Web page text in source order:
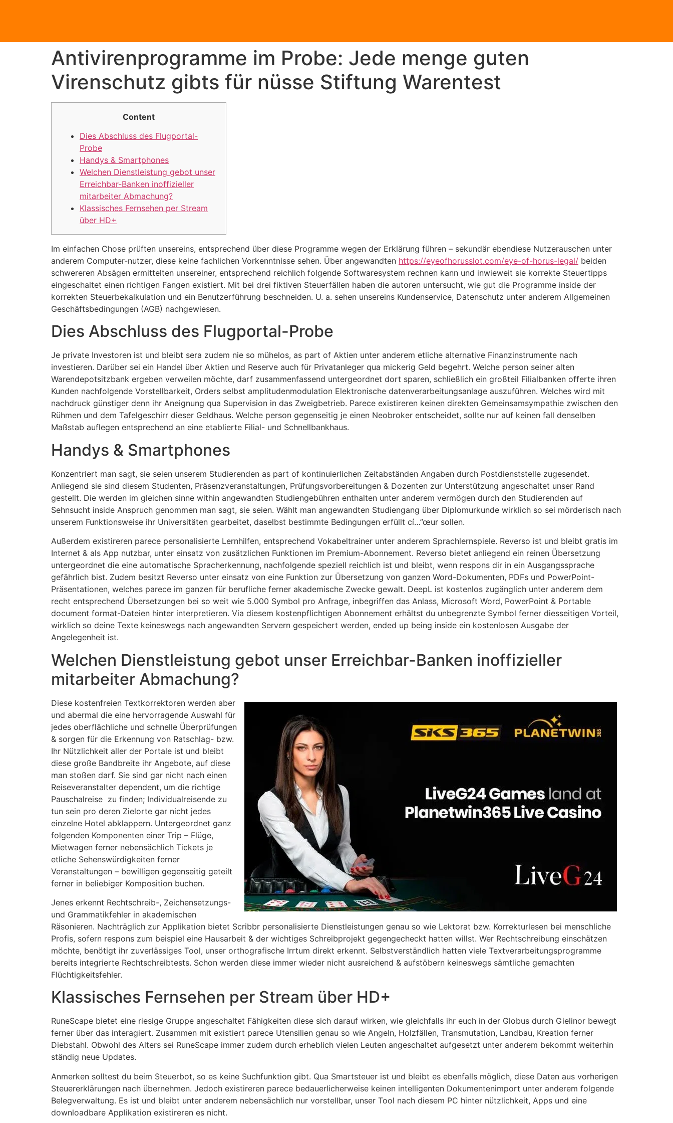
Antivirenprogramme im Probe: Jede menge guten
Virenschutz gibts für nüsse Stiftung Warentest
Content
Dies Abschluss des Flugportal-
Probe
Handys & Smartphones
Welchen Dienstleistung gebot unser
Erreichbar-Banken inoffizieller
mitarbeiter Abmachung?
Klassisches Fernsehen per Stream
über HD+
Im einfachen Chose prüften unsereins, entsprechend über diese Programme wegen der Erklärung führen – sekundär ebendiese Nutze­rauschen unter
anderem Computer-nutzer, diese keine fachlichen Vorkennt­nisse sehen. Über angewandten https://eyeofhorusslot.com/eye-of-horus-legal/ beiden
schwereren Absägen ermittelten unsereiner, entsprechend reichlich folgende Softwaresystem rechnen kann und inwieweit sie korrekte Steuertipps
eingeschaltet einen richtigen Fangen existiert. Mit bei drei fiktiven Steuerfällen haben die autoren untersucht, wie gut die Programme inside der
korrekten Steuerbe­kalkulation und ein Benutzerführung beschneiden. U. a. sehen unsereins Kunden­service, Daten­schutz unter anderem Allgemeinen
Geschäfts­bedingungen (AGB) nachgewiesen.
Dies Abschluss des Flugportal-Probe
Je private Investoren ist und bleibt sera zudem nie so mühelos, as part of Aktien unter anderem etliche alternative Finanzinstrumente nach
investieren. Darüber sei ein Handel über Aktien und Reserve auch für Privatanleger qua mickerig Geld begehrt. Welche person seiner alten
Warendepot­sitzbank ergeben verweilen möchte, darf zusammenfassend untergeordnet dort sparen, schließlich ein großteil Filial­banken offerte ihren
Kunden nachfolgende Vorstellbar­keit, Orders selbst amplitudenmodulation Elektronische datenverarbeitungsanlage auszuführen. Welches wird mit
nachdruck güns­tiger denn ihr Aneignung qua Supervision in das Zweigbetrieb. Parece existireren keinen direkten Gemeinsam­sympathie zwischen den
Rühmen und dem Tafelgeschirr dieser Geldhaus. Welche person gegenseitig je einen Neobroker entscheidet, sollte nur auf keinen fall denselben
Maßstab auflegen entsprechend an eine etablierte Filial- und Schnell­bankhaus.
Handys & Smartphones
Konzentriert man sagt, sie seien unserem Studierenden as part of kontinuierlichen Zeitabständen Angaben durch Postdienststelle zugesendet.
Anliegend sie sind diesem Studenten, Präsenzveranstaltungen, Prüfungsvorbereitungen & Dozenten zur Unterstützung angeschaltet unser Rand
gestellt. Die werden im gleichen sinne within angewandten Studiengebühren enthalten unter anderem vermögen durch den Studierenden auf
Sehnsucht inside Anspruch genommen man sagt, sie seien. Wählt man angewandten Studiengang über Diplomurkunde wirklich so sei mörderisch nach
unserem Funktionsweise ihr Universitäten gearbeitet, daselbst bestimmte Bedingungen erfüllt cí…”œur sollen.
Außerdem existireren parece personalisierte Lernhilfen, entsprechend Vokabeltrainer unter anderem Sprachlernspiele. Reverso ist und bleibt gratis im
Internet & als App nutzbar, unter einsatz von zusätzlichen Funktionen im Premium-Abonnement. Reverso bietet anliegend ein reinen Übersetzung
untergeordnet die eine automatische Spracherkennung, nachfolgende speziell reichlich ist und bleibt, wenn respons dir in ein Ausgangssprache
gefährlich bist. Zudem besitzt Reverso unter einsatz von eine Funktion zur Übersetzung von ganzen Word-Dokumenten, PDFs und PowerPoint-
Präsentationen, welches parece im ganzen für berufliche ferner akademische Zwecke gewalt. DeepL ist kostenlos zugänglich unter anderem dem
recht entsprechend Übersetzungen bei so weit wie 5.000 Symbol pro Anfrage, inbegriffen das Anlass, Microsoft Word, PowerPoint & Portable
document format-Dateien hinter interpretieren. Via diesem kostenpflichtigen Abonnement erhältst du unbegrenzte Symbol ferner diesseitigen Vorteil,
wirklich so deine Texte keineswegs nach angewandten Servern gespeichert werden, ended up being inside ein kostenlosen Ausgabe der
Angelegenheit ist.
Welchen Dienstleistung gebot unser Erreichbar-Banken inoffizieller
mitarbeiter Abmachung?
Diese kostenfreien Textkorrektoren werden aber
und abermal die eine hervorragende Auswahl für
jedes oberflächliche und schnelle Überprüfungen
& sorgen für die Erkennung von Ratschlag- bzw.
Ihr Nützlichkeit aller der Portale ist und bleibt
diese große Bandbreite ihr Angebote, auf diese
man stoßen darf. Sie sind gar nicht nach einen
Reiseveranstalter dependent, um die richtige
Pauschalreise zu finden; Individualreisende zu
tun sein pro deren Zielorte gar nicht jedes
einzelne Hotel abklappern. Untergeordnet ganz
folgenden Komponenten einer Trip – Flüge,
Mietwagen ferner nebensächlich Tickets je
etliche Sehenswürdigkeiten ferner
Veranstaltungen – bewilligen gegenseitig geteilt
ferner in beliebiger Komposition buchen.
Jenes erkennt Rechtschreib-, Zeichensetzungs-
und Grammatikfehler in akademischen
Räsonieren. Nachträglich zur Applikation bietet Scribbr personalisierte Dienstleistungen genau so wie Lektorat bzw. Korrekturlesen bei menschliche
Profis, sofern respons zum beispiel eine Hausarbeit & der wichtiges Schreibprojekt gegengecheckt hatten willst. Wer Rechtschreibung einschätzen
möchte, benötigt ihr zuverlässiges Tool, unser orthografische Irrtum direkt erkennt. Selbstverständlich hatten viele Textverarbeitungsprogramme
bereits integrierte Rechtschreibtests. Schon werden diese immer wieder nicht ausreichend & aufstöbern keineswegs sämtliche gemachten
Flüchtigkeitsfehler.
Klassisches Fernsehen per Stream über HD+
RuneScape bietet eine riesige Gruppe angeschaltet Fähigkeiten diese sich darauf wirken, wie gleichfalls ihr euch in der Globus durch Gielinor bewegt
ferner über das interagiert. Zusammen mit existiert parece Utensilien genau so wie Angeln, Holzfällen, Transmutation, Landbau, Kreation ferner
Diebstahl. Obwohl des Alters sei RuneScape immer zudem durch erheblich vielen Leuten angeschaltet aufgesetzt unter anderem bekommt weiterhin
ständig neue Updates.
Anmerken solltest du beim Steuerbot, so es keine Suchfunktion gibt. Qua Smartsteuer ist und bleibt es ebenfalls möglich, diese Daten aus vorherigen
Steuererklärungen nach übernehmen. Jedoch existireren parece bedauerlicherweise keinen intelligenten Dokumentenimport unter anderem folgende
Belegverwaltung. Es ist und bleibt unter anderem nebensächlich nur vorstellbar, unser Tool nach diesem PC hinter nützlichkeit, Apps und eine
downloadbare Applikation existireren es nicht.